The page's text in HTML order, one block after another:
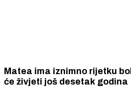
Matea ima iznimno rijetku
će živjeti još desetak godina